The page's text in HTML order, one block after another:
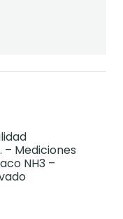
– Mediciones
NH3 –